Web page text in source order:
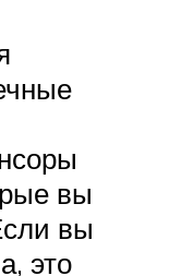
вы
вы
это